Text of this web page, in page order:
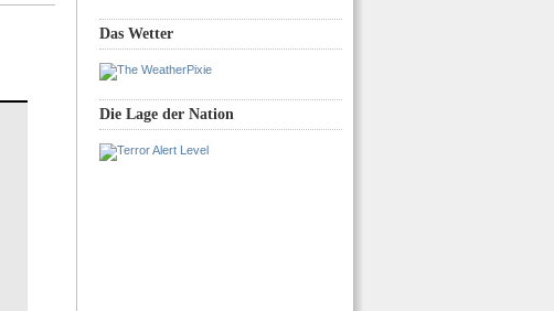
Das Wetter
Die Lage der Nation